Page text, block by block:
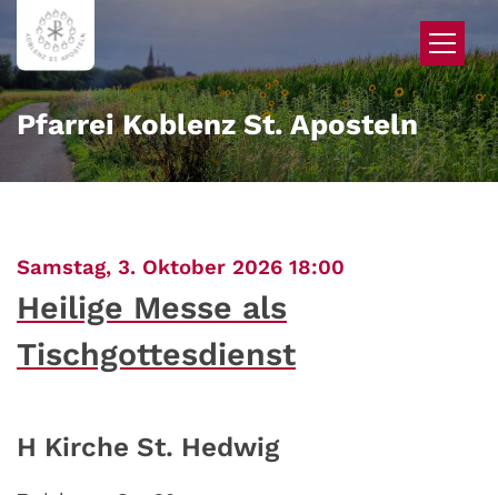
Zum Inhalt springen
Pfarrei Koblenz St. Aposteln
Samstag, 3. Oktober 2026 18:00
Heilige Messe als
Tischgottesdienst
H Kirche St. Hedwig